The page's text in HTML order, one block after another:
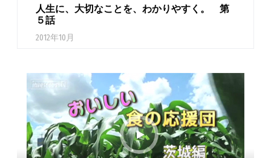
人生に、大切なことを、わかりやすく。 第
５話
2012年10月